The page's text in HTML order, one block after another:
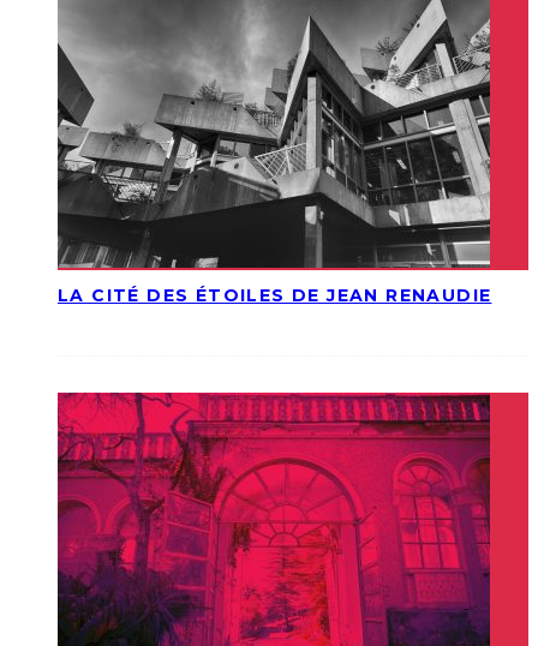
LA CITÉ DES ÉTOILES DE JEAN RENAUDIE